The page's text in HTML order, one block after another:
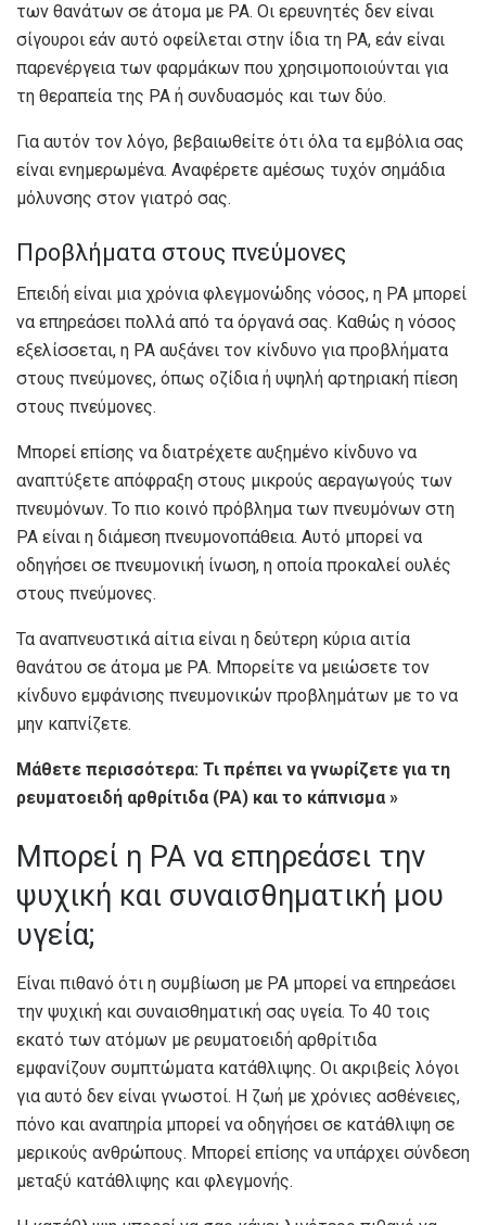
των θανάτων σε άτομα με ΡΑ. Οι ερευνητές δεν είναι
σίγουροι εάν αυτό οφείλεται στην ίδια τη ΡΑ, εάν είναι
παρενέργεια των φαρμάκων που χρησιμοποιούνται για
τη θεραπεία της ΡΑ ή συνδυασμός και των δύο.
Για αυτόν τον λόγο, βεβαιωθείτε ότι όλα τα εμβόλια σας
είναι ενημερωμένα. Αναφέρετε αμέσως τυχόν σημάδια
μόλυνσης στον γιατρό σας.
Προβλήματα στους πνεύμονες
Επειδή είναι μια χρόνια φλεγμονώδης νόσος, η ΡΑ μπορεί
να επηρεάσει πολλά από τα όργανά σας. Καθώς η νόσος
εξελίσσεται, η ΡΑ αυξάνει τον κίνδυνο για προβλήματα
στους πνεύμονες, όπως οζίδια ή υψηλή αρτηριακή πίεση
στους πνεύμονες.
Μπορεί επίσης να διατρέχετε αυξημένο κίνδυνο να
αναπτύξετε απόφραξη στους μικρούς αεραγωγούς των
πνευμόνων. Το πιο κοινό πρόβλημα των πνευμόνων στη
ΡΑ είναι η διάμεση πνευμονοπάθεια. Αυτό μπορεί να
οδηγήσει σε πνευμονική ίνωση, η οποία προκαλεί ουλές
στους πνεύμονες.
Τα αναπνευστικά αίτια είναι η δεύτερη κύρια αιτία
θανάτου σε άτομα με ΡΑ. Μπορείτε να μειώσετε τον
κίνδυνο εμφάνισης πνευμονικών προβλημάτων με το να
μην καπνίζετε.
Μάθετε περισσότερα: Τι πρέπει να γνωρίζετε για τη
ρευματοειδή αρθρίτιδα (ΡΑ) και το κάπνισμα »
Μπορεί η ΡΑ να επηρεάσει την
ψυχική και συναισθηματική μου
υγεία;
Είναι πιθανό ότι η συμβίωση με ΡΑ μπορεί να επηρεάσει
την ψυχική και συναισθηματική σας υγεία. Το 40 τοις
εκατό των ατόμων με ρευματοειδή αρθρίτιδα
εμφανίζουν συμπτώματα κατάθλιψης. Οι ακριβείς λόγοι
για αυτό δεν είναι γνωστοί. Η ζωή με χρόνιες ασθένειες,
πόνο και αναπηρία μπορεί να οδηγήσει σε κατάθλιψη σε
μερικούς ανθρώπους. Μπορεί επίσης να υπάρχει σύνδεση
μεταξύ κατάθλιψης και φλεγμονής.